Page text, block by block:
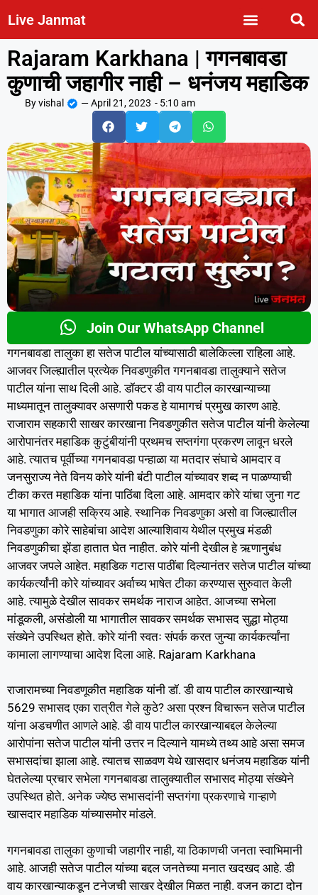
Live Janmat
Rajaram Karkhana | गगनबावडा
कुणाची जहागीर नाही – धनंजय महाडिक
Byvishal —April 21, 2023 - 5:10 am
Join Our WhatsApp Channel
गगनबावडा तालुका हा सतेज पाटील यांच्यासाठी बालेकिल्ला राहिला आहे.
आजवर जिल्ह्यातील प्रत्येक निवडणुकीत गगनबावडा तालुक्याने सतेज
पाटील यांना साथ दिली आहे. डॉक्टर डी वाय पाटील कारखान्याच्या
माध्यमातून तालुक्यावर असणारी पकड हे यामागचं प्रमुख कारण आहे.
राजाराम सहकारी साखर कारखाना निवडणुकीत सतेज पाटील यांनी केलेल्या
आरोपानंतर महाडिक कुटुंबीयांनी प्रथमच सप्तगंगा प्रकरण लावून धरले
आहे. त्यातच पूर्वीच्या गगनबावडा पन्हाळा या मतदार संघाचे आमदार व
जनसुराज्य नेते विनय कोरे यांनी बंटी पाटील यांच्यावर शब्द न पाळण्याची
टीका करत महाडिक यांना पाठिंबा दिला आहे. आमदार कोरे यांचा जुना गट
या भागात आजही सक्रिय आहे. स्थानिक निवडणुका असो वा जिल्ह्यातील
निवडणुका कोरे साहेबांचा आदेश आल्याशिवाय येथील प्रमुख मंडळी
निवडणुकीचा झेंडा हातात घेत नाहीत. कोरे यांनी देखील हे ऋणानुबंध
आजवर जपले आहेत. महाडिक गटास पाठींबा दिल्यानंतर सतेज पाटील यांच्या
कार्यकर्त्यांनी कोरे यांच्यावर अर्वाच्य भाषेत टीका करण्यास सुरुवात केली
आहे. त्यामुळे देखील सावकर समर्थक नाराज आहेत. आजच्या सभेला
मांडूकली, असंडोली या भागातील सावकर समर्थक सभासद सुद्धा मोठ्या
संख्येने उपस्थित होते. कोरे यांनी स्वतः संपर्क करत जुन्या कार्यकर्त्यांना
कामाला लागण्याचा आदेश दिला आहे. Rajaram Karkhana
राजारामच्या निवडणूकीत महाडिक यांनी डॉ. डी वाय पाटील कारखान्याचे
5629 सभासद एका रात्रीत गेले कुठे? असा प्रश्न विचारून सतेज पाटील
यांना अडचणीत आणले आहे. डी वाय पाटील कारखान्याबद्दल केलेल्या
आरोपांना सतेज पाटील यांनी उत्तर न दिल्याने यामध्ये तथ्य आहे असा समज
सभासदांचा झाला आहे. त्यातच साळवण येथे खासदार धनंजय महाडिक यांनी
घेतलेल्या प्रचार सभेला गगनबावडा तालुक्यातील सभासद मोठ्या संख्येने
उपस्थित होते. अनेक ज्येष्ठ सभासदांनी सप्तगंगा प्रकरणाचे गाऱ्हाणे
खासदार महाडिक यांच्यासमोर मांडले.
गगनबावडा तालुका कुणाची जहागीर नाही, या ठिकाणची जनता स्वाभिमानी
आहे. आजही सतेज पाटील यांच्या बद्दल जनतेच्या मनात खदखद आहे. डी
वाय कारखान्याकडून टनेजची साखर देखील मिळत नाही. वजन काटा दोन